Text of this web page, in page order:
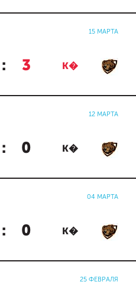
15 МАРТА
: 3 К�
12 МАРТА
: 0 К�
04 МАРТА
: 0 К�
25 ФЕВРАЛЯ